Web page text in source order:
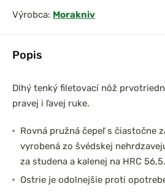
Popis
Dlhý tenký filetovací nôž
pravej i ľavej ruke.
Rovná pružná čepeľ s čiastočne
vyrobená zo švédskej
za studena a kalenej na HRC 56,5.
Ostrie je odolnejšie proti
Výrobca: Morakniv